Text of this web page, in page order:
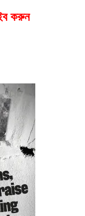
করুন